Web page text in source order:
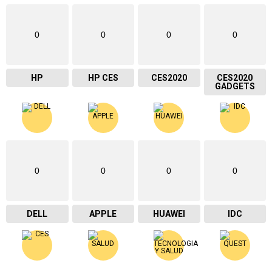
0
HP
0
HP CES
0
CES2020
0
CES2020
GADGETS
0
DELL
0
APPLE
0
HUAWEI
0
IDC